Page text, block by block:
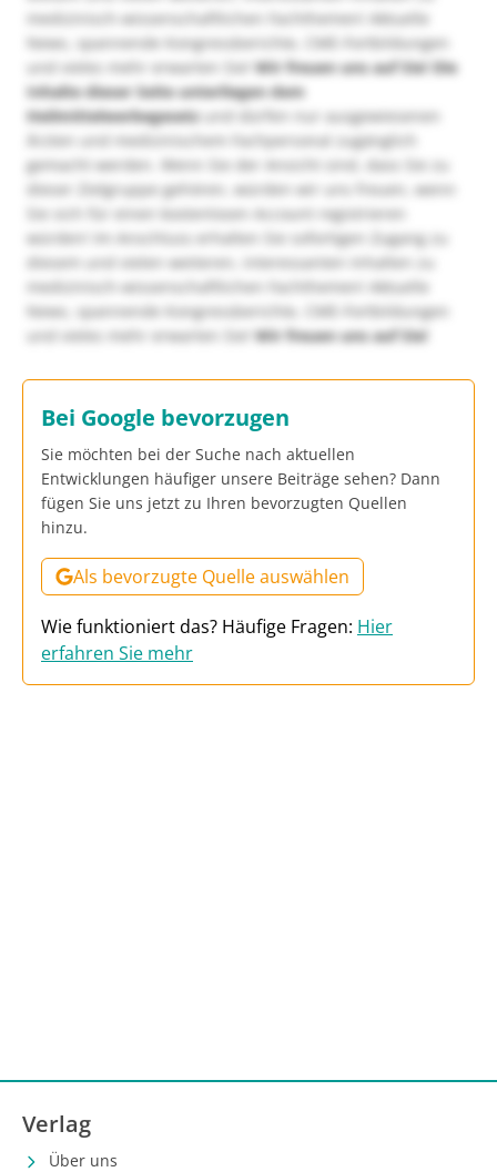
medizinisch-wissenschaftlichen Fachthemen! Aktuelle
News, spannende Kongressberichte, CME-Fortbildungen
und vieles mehr erwarten Sie!Wir freuen uns auf Sie! Die
Inhalte dieser Seite unterliegen dem
Heilmittelwerbegesetzund dürfen nur ausgewiesenen
Ärzten und medizinischem Fachpersonal zugänglich
gemacht werden. Wenn Sie der Ansicht sind, dass Sie zu
dieser Zielgruppe gehören, würden wir uns freuen, wenn
Sie sich für einen kostenlosen Account registrieren
würden! Im Anschluss erhalten Sie sofortigen Zugang zu
diesem und vielen weiteren, interessanten Inhalten zu
medizinisch-wissenschaftlichen Fachthemen! Aktuelle
News, spannende Kongressberichte, CME-Fortbildungen
und vieles mehr erwarten Sie!Wir freuen uns auf Sie!
Bei Google bevorzugen
Sie möchten bei der Suche nach aktuellen
Entwicklungen häufiger unsere Beiträge sehen? Dann
fügen Sie uns jetzt zu Ihren bevorzugten Quellen
hinzu.
Als bevorzugte Quelle auswählen
Wie funktioniert das? Häufige Fragen: Hier
erfahren Sie mehr
Verlag
Über uns